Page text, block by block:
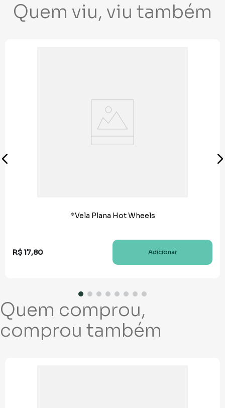
Quem viu, viu também
*Vela Plana Hot Wheels
R$17,80 Adicionar
Quem comprou,
comprou também